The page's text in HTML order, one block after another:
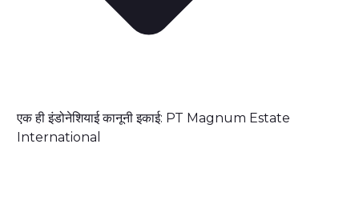
एक ही इंडोनेशियाई कानूनी इकाई: PT Magnum Estate
International